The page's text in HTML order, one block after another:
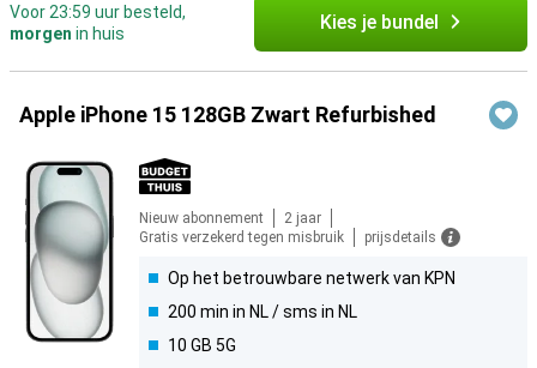
Voor 23:59 uur besteld,
morgen in huis Kies je bundel
Apple iPhone 15 128GB Zwart Refurbished
Nieuw abonnement
2 jaar
Gratis verzekerd tegen misbruik
prijsdetails
Op het betrouwbare netwerk van KPN
200 min in NL / sms in NL
10 GB 5G